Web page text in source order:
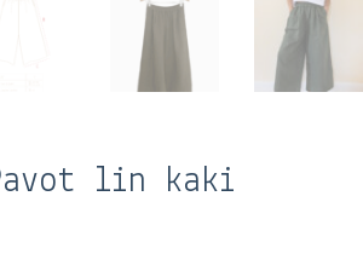
lin kaki